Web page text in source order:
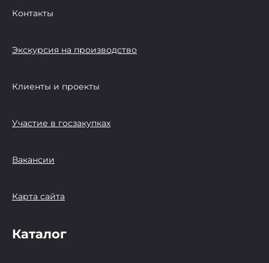
Контакты
Экскурсия на производство
Клиенты и проекты
Участие в госзакупках
Вакансии
Карта сайта
Каталог